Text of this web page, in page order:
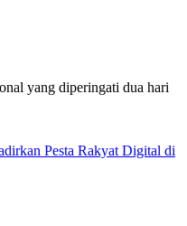
yang diperingati dua hari
Pesta Rakyat Digital di